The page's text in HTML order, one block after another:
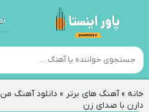
خانه»آهنگ های برتر » دانلود آهنگ
دارن با صدای زن